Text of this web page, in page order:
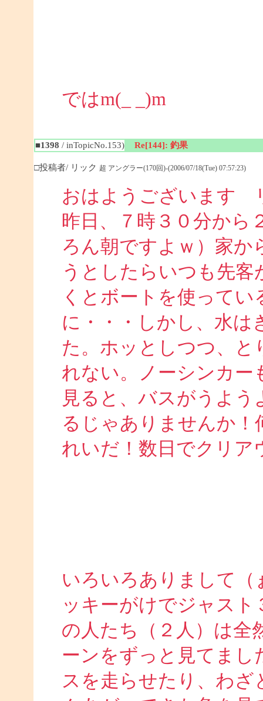
ではm(_ _)m
■1398 / inTopicNo.153) Re[144]: 釣果
□投稿者/ リック 超 アングラー(170回)-(2006/07/18(Tue) 07:57:23)
おはようございます
昨日、７時３０分から
ろん朝ですよｗ）家か
うとしたらいつも先
くとボートを使って
に・・・しかし、水
た。ホッとしつつ、
れない。ノーシンカー
見ると、バスがうよ
るじゃありませんか！
れいだ！数日でクリア
いろいろありまして
ッキーがけでジャス
の人たち（２人）は全
ーンをずっと見てま
スを走らせたり、わ